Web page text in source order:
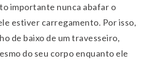
importante nunca abafar o
estiver carregamento. Por isso,
de baixo de um travesseiro,
do seu corpo enquanto ele